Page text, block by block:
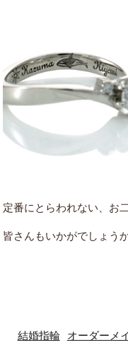
定番にとらわれない、お
皆さんもいかがでしょう
ミルミ
結婚指輪 オーダーメ